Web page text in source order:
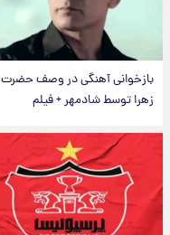
بازخوانی آهنگی در وصف حضرت
زهرا توسط شادمهر + فیلم